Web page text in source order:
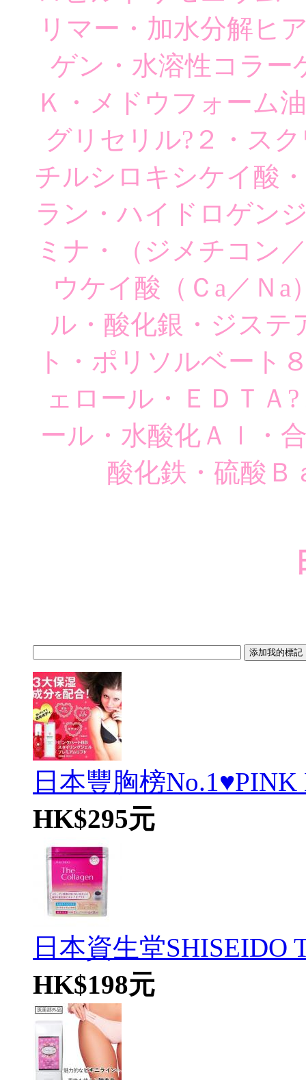
リマー・加水分解ヒ
ゲン・水溶性コラー
Ｋ・メドウフォーム
グリセリル?２・ス
チルシロキシケイ酸
ラン・ハイドロゲン
ミナ・（ジメチコン
ウケイ酸（Ｃa／Ｎ
ル・酸化銀・ジス
ト・ポリソルベート
ェロール・ＥＤＴＡ
ール・水酸化Ａｌ・
酸化鉄・硫酸Ｂ
日本豐胸榜No.1♥PINK
HK$295元
日本資生堂SHISEIDO
HK$198元